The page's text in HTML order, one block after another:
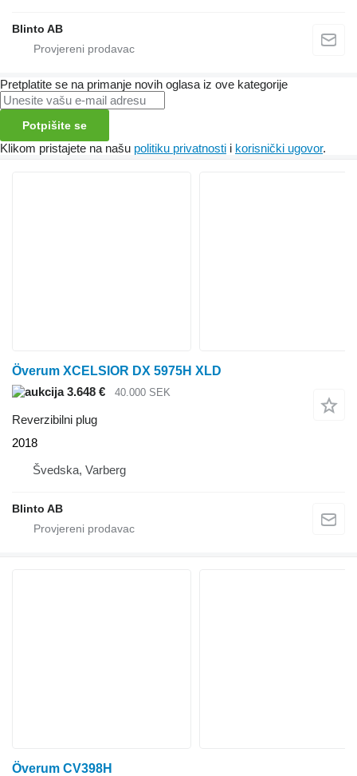
Blinto AB
Pretplatite se na primanje novih oglasa iz ove kategorije
Potpišite se
Klikom pristajete na našu politiku privatnosti i korisnički ugovor.
Överum XCELSIOR DX 5975H XLD
3.648 €
40.000 SEK
Reverzibilni plug
2018
Švedska, Varberg
Blinto AB
Överum CV398H